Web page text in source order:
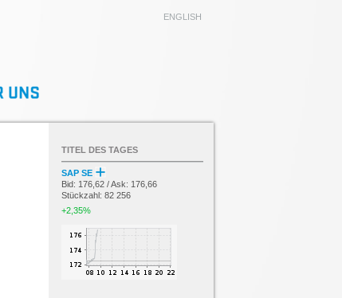
ENGLISH
TITEL DES TAGES
SAP SE
Bid: 176,62 / Ask: 176,66
Stückzahl: 82 256
+2,35%